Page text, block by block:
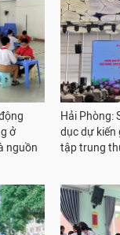
ở
nguồn
Hải Phòng:
dục dự kiến
tập trung